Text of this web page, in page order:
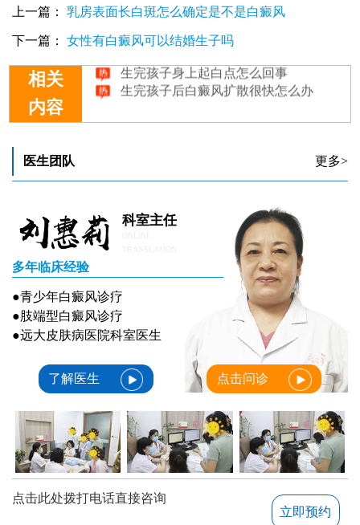
上一篇： 乳房表面长白斑怎么确定是不是白癜风
下一篇： 女性有白癜风可以结婚生子吗
相关
内容
女性生完孩子白癜风扩散的几率高吗
生完孩子身上起白点怎么回事
生完孩子后白癜风扩散很快怎么办
医生团队 更多>
科室主任
多年临床经验
●青少年白癜风诊疗
●肢端型白癜风诊疗
●远大皮肤病医院科室医生
了解医生 点击问诊
点击此处拨打电话直接咨询
立即预约